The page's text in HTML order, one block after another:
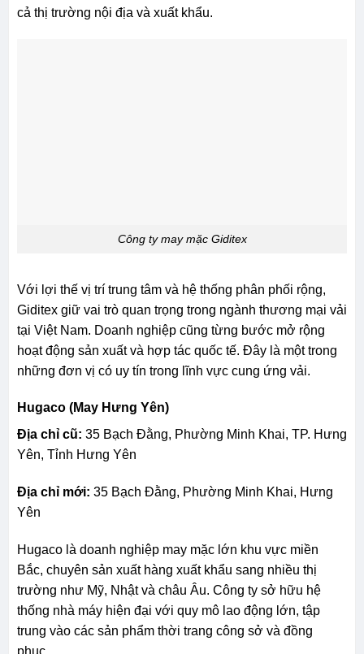
cả thị trường nội địa và xuất khẩu.
Công ty may mặc Giditex
Với lợi thế vị trí trung tâm và hệ thống phân phối rộng,
Giditex giữ vai trò quan trọng trong ngành thương mại vải
tại Việt Nam. Doanh nghiệp cũng từng bước mở rộng
hoạt động sản xuất và hợp tác quốc tế. Đây là một trong
những đơn vị có uy tín trong lĩnh vực cung ứng vải.
Hugaco (May Hưng Yên)
Địa chỉ cũ: 35 Bạch Đằng, Phường Minh Khai, TP. Hưng
Yên, Tỉnh Hưng Yên
Địa chỉ mới: 35 Bạch Đằng, Phường Minh Khai, Hưng
Yên
Hugaco là doanh nghiệp may mặc lớn khu vực miền
Bắc, chuyên sản xuất hàng xuất khẩu sang nhiều thị
trường như Mỹ, Nhật và châu Âu. Công ty sở hữu hệ
thống nhà máy hiện đại với quy mô lao động lớn, tập
trung vào các sản phẩm thời trang công sở và đồng
phục.